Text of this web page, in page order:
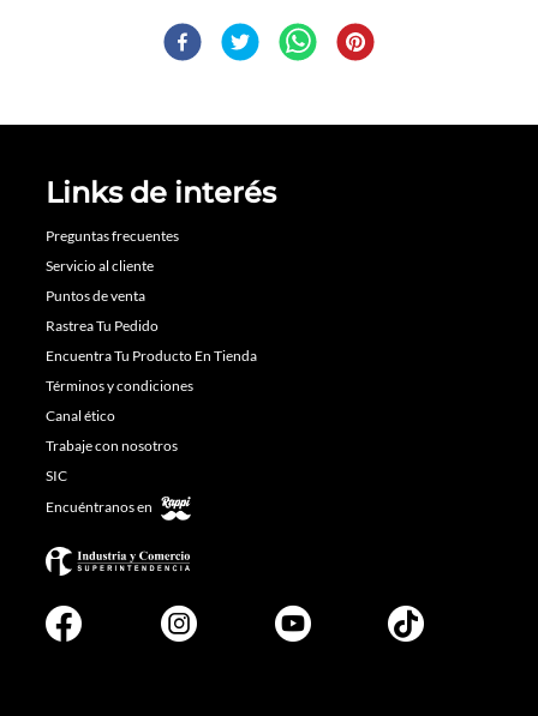
Links de interés
Preguntas frecuentes
Servicio al cliente
Puntos de venta
Rastrea Tu Pedido
Encuentra Tu Producto En Tienda
Términos y condiciones
Canal ético
Trabaje con nosotros
SIC
Encuéntranos en